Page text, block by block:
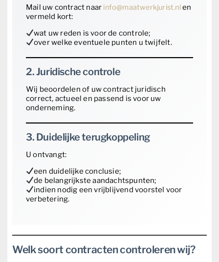
Mail uw contract naar info@maatwerkjurist.nlen
vermeld kort:
wat uw reden is voor de controle;
over welke eventuele punten u twijfelt.
2. Juridische controle
Wij beoordelen of uw contract juridisch
correct, actueel en passend is voor uw
onderneming.
3. Duidelijke terugkoppeling
U ontvangt:
een duidelijke conclusie;
de belangrijkste aandachtspunten;
indien nodig een vrijblijvend voorstel voor
verbetering.
Welk soort contracten controleren wij?